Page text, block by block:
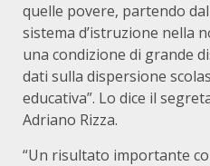
quelle povere, partendo
sistema d’istruzione nella
una condizione di grande
dati sulla dispersione
educativa”. Lo dice il
Adriano Rizza.
“Un risultato importante